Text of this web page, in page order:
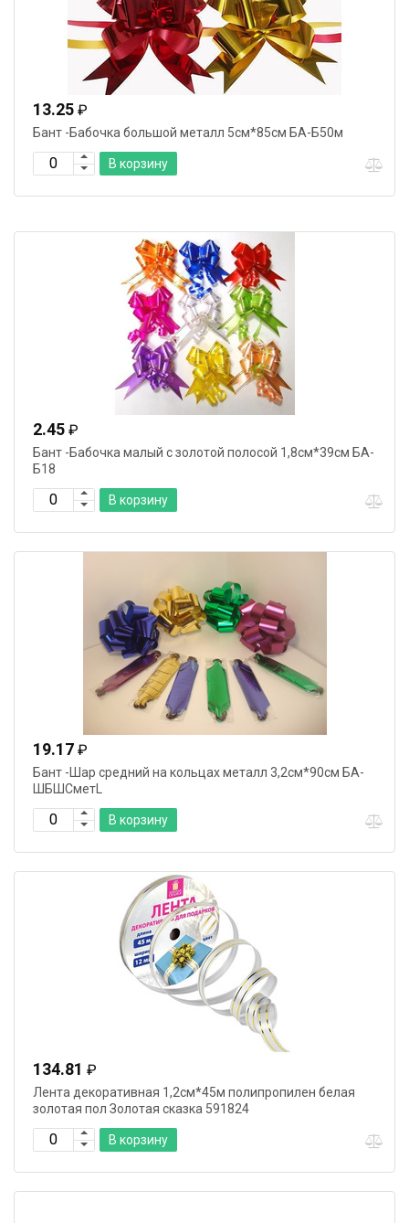
13.25 ₽
Бант -Бабочка большой металл 5см*85см БА-Б50м
В корзину
2.45 ₽
Бант -Бабочка малый с золотой полосой 1,8см*39см БА-
Б18
В корзину
19.17 ₽
Бант -Шар средний на кольцах металл 3,2см*90см БА-
ШБШСметL
В корзину
134.81 ₽
Лента декоративная 1,2см*45м полипропилен белая
золотая пол Золотая сказка 591824
В корзину